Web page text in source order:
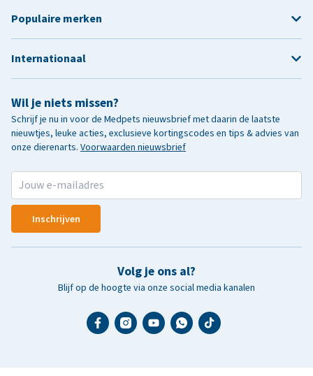
Wil je niets missen?
Schrijf je nu in voor de Medpets nieuwsbrief met daarin de laatste
nieuwtjes, leuke acties, exclusieve kortingscodes en tips & advies van
onze dierenarts. Voorwaarden nieuwsbrief
Inschrijven
Volg je ons al?
Blijf op de hoogte via onze social media kanalen
Populaire merken
Internationaal